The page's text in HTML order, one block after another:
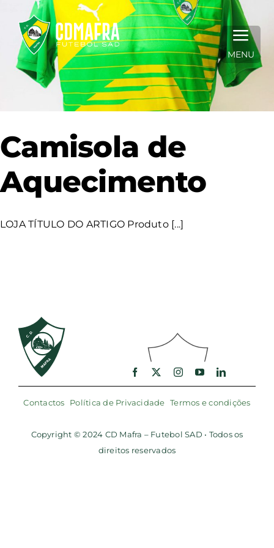
content
MENU
Camisola de
Aquecimento
LOJA TÍTULO DO ARTIGO Produto [...]
Copyright © 2024 CD Mafra – Futebol SAD • Todos os
direitos reservados
Contactos Política de Privacidade Termos e condições